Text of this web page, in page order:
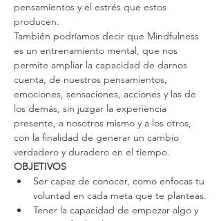
pensamientos y el estrés que estos
producen.
También podríamos decir que Mindfulness
es un entrenamiento mental, que nos
permite ampliar la capacidad de darnos
cuenta, de nuestros pensamientos,
emociones, sensaciones, acciones y las de
los demás, sin juzgar la experiencia
presente, a nosotros mismo y a los otros,
con la finalidad de generar un cambio
verdadero y duradero en el tiempo.
OBJETIVOS
Ser capaz de conocer, como enfocas tu
voluntad en cada meta que te planteas.
Tener la capacidad de empezar algo y